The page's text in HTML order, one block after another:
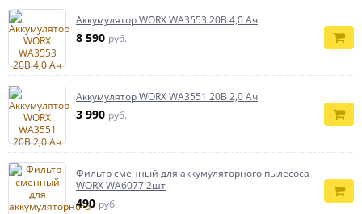
Аккумулятор WORX WA3553 20В 4,0 Ач
8 590 руб.
Аккумулятор WORX WA3551 20В 2,0 Ач
3 990 руб.
Фильтр сменный для аккумуляторного пылесоса
WORX WA6077 2шт
490 руб.